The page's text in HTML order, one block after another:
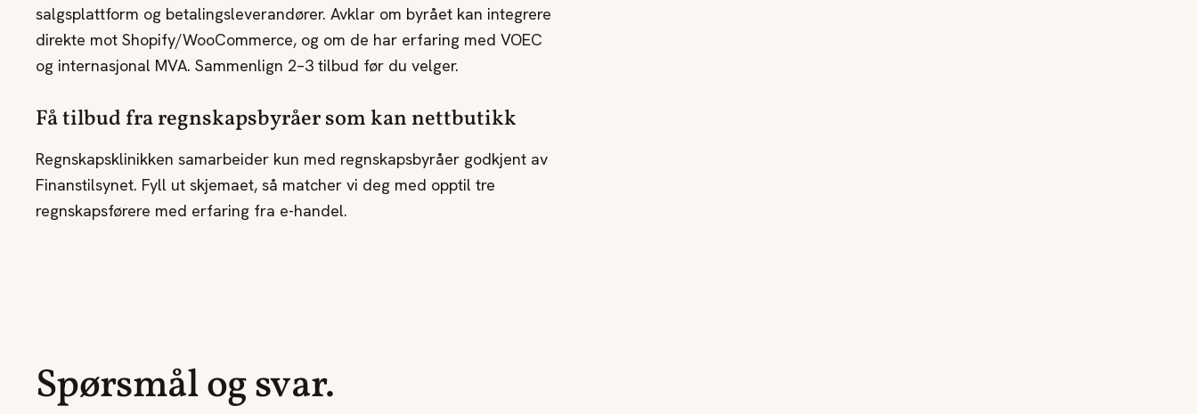
salgsplattform og betalingsleverandører. Avklar om byrået kan integrere
direkte mot Shopify/WooCommerce, og om de har erfaring med VOEC
og internasjonal MVA. Sammenlign 2–3 tilbud før du velger.
Få tilbud fra regnskapsbyråer som kan nettbutikk
Regnskapsklinikken samarbeider kun med regnskapsbyråer godkjent av
Finanstilsynet. Fyll ut skjemaet, så matcher vi deg med opptil tre
regnskapsførere med erfaring fra e-handel.
Spørsmål og svar.